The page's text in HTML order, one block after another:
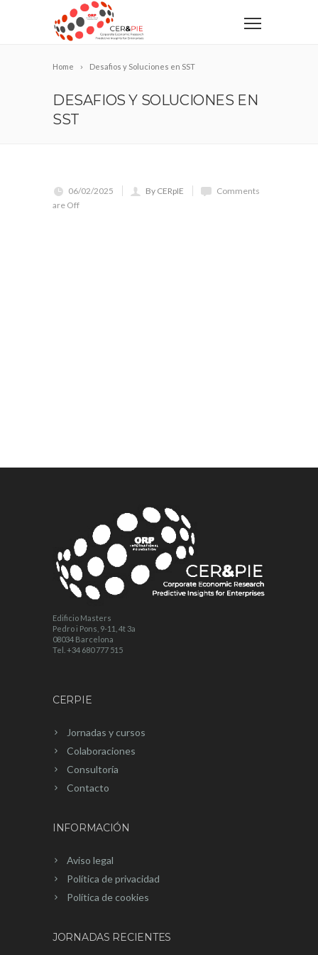
Home Desafios y Soluciones en SST
DESAFIOS Y SOLUCIONES EN
SST
06/02/2025 By CERpIE
Comments
are Off
Edificio Masters
Pedro i Pons, 9-11, 4t 3a
08034 Barcelona
Tel. +34 680 777 515
CERPIE
Jornadas y cursos
Colaboraciones
Consultoría
Contacto
INFORMACIÓN
Aviso legal
Política de privacidad
Política de cookies
JORNADAS RECIENTES